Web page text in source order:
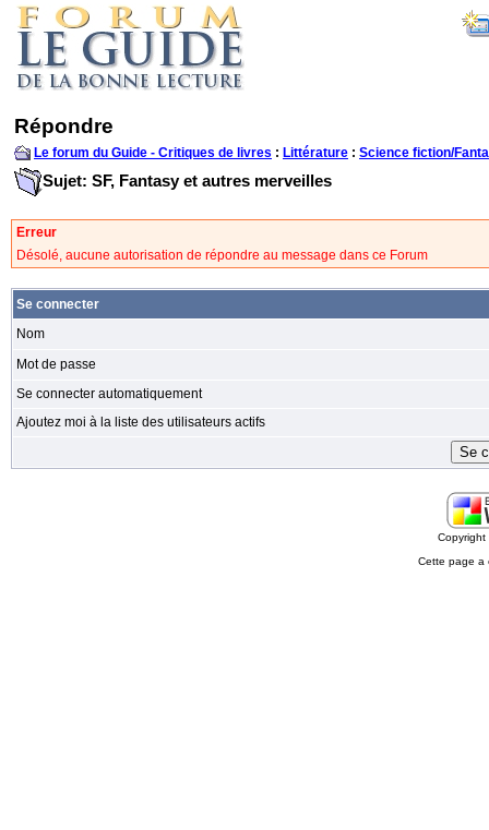
Répondre
Le forum du Guide - Critiques de livres : Littérature : Science fiction/
Sujet: SF, Fantasy et autres merveilles
Erreur
Désolé, aucune autorisation de répondre au message dans ce Forum
Se connecter
Nom
Mot de passe
Se connecter automatiquement
Ajoutez moi à la liste des utilisateurs actifs
Cette page a